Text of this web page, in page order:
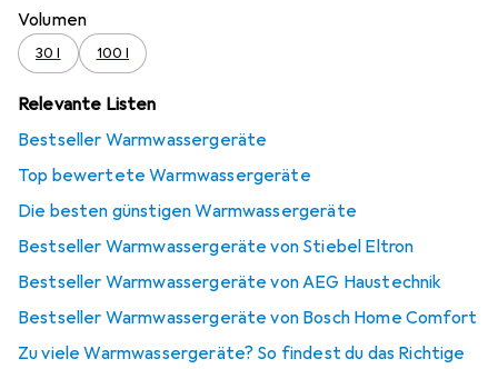
Volumen
30 l 100 l
Relevante Listen
Bestseller Warmwassergeräte
Top bewertete Warmwassergeräte
Die besten günstigen Warmwassergeräte
Bestseller Warmwassergeräte von Stiebel Eltron
Bestseller Warmwassergeräte von AEG Haustechnik
Bestseller Warmwassergeräte von Bosch Home Comfort
Zu viele Warmwassergeräte? So findest du das Richtige